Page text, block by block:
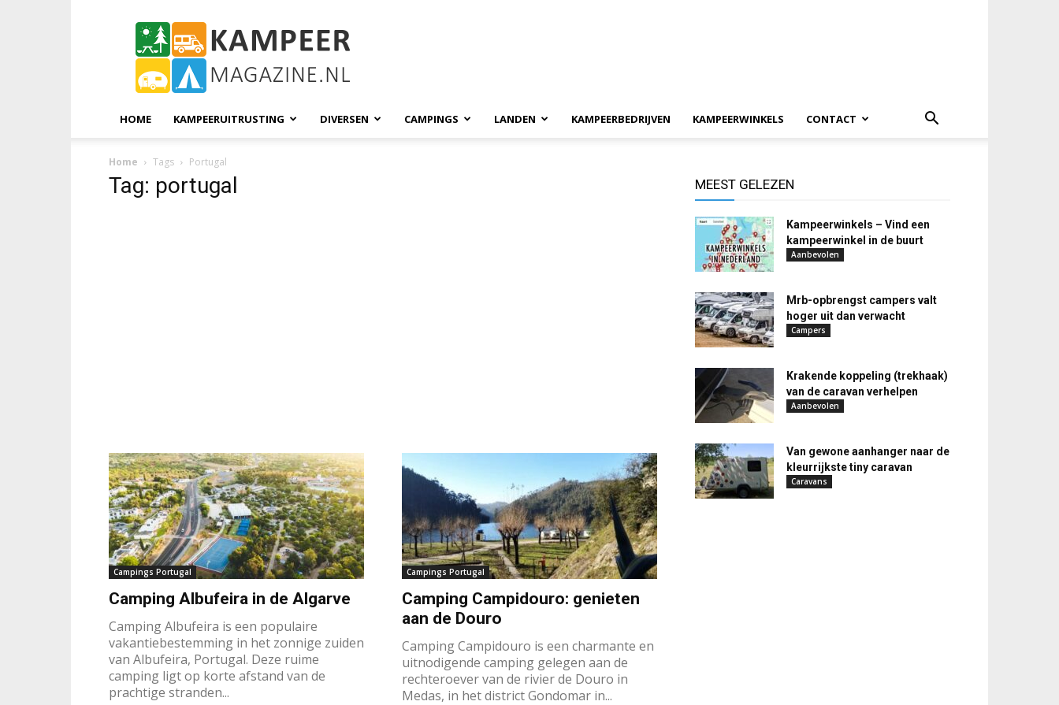
KampeerMagazine
HOME KAMPEERUITRUSTING DIVERSEN CAMPINGS LANDEN KAMPEERBEDRIJVEN KAMPEERWINKELS CONTACT
Home Tags Portugal
Tag: portugal
Campings Portugal
Camping Albufeira in de Algarve
Camping Albufeira is een populaire
vakantiebestemming in het zonnige zuiden
van Albufeira, Portugal. Deze ruime
camping ligt op korte afstand van de
prachtige stranden...
Campings Portugal
Camping Campidouro: genieten
aan de Douro
Camping Campidouro is een charmante en
uitnodigende camping gelegen aan de
rechteroever van de rivier de Douro in
Medas, in het district Gondomar in...
MEEST GELEZEN
Kampeerwinkels – Vind een
kampeerwinkel in de buurt
Aanbevolen
Mrb-opbrengst campers valt
hoger uit dan verwacht
Campers
Krakende koppeling (trekhaak)
van de caravan verhelpen
Aanbevolen
Van gewone aanhanger naar de
kleurrijkste tiny caravan
Caravans